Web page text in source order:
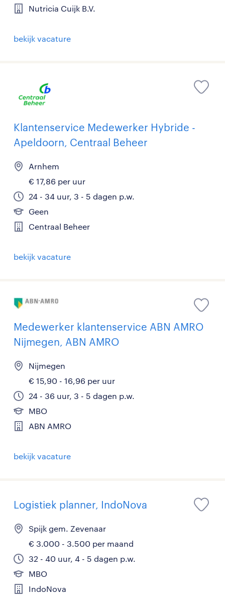
Nutricia Cuijk B.V.
bekijk vacature
Klantenservice Medewerker Hybride -
Apeldoorn, Centraal Beheer
Arnhem
€ 17,86 per uur
24 - 34 uur, 3 - 5 dagen p.w.
Geen
Centraal Beheer
bekijk vacature
Medewerker klantenservice ABN AMRO
Nijmegen, ABN AMRO
Nijmegen
€ 15,90 - 16,96 per uur
24 - 36 uur, 3 - 5 dagen p.w.
MBO
ABN AMRO
bekijk vacature
Logistiek planner, IndoNova
Spijk gem. Zevenaar
€ 3.000 - 3.500 per maand
32 - 40 uur, 4 - 5 dagen p.w.
MBO
IndoNova